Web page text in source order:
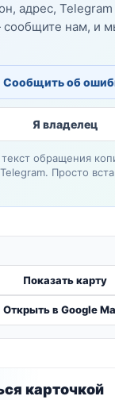
адрес,
сообщите нам, и
Сообщить об
Я владелец
обращения
Просто
Показать карту
Открыть в Google
карточкой